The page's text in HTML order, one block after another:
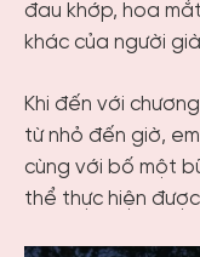
đau khớp, hoa
khác của người
Khi đến với
từ nhỏ đến giờ,
cùng với bố một
thể thực hiện